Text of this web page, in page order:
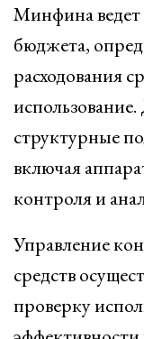
Минфина
бюджета,
расходования
структурные
включая
контроля и
Управление
средств
проверку